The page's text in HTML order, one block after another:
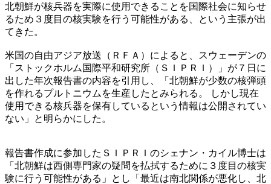
北朝鮮が核兵器を実際に使用できることを国際社会に知らせ
るため３度目の核実験を行う可能性がある、という主張が出
てきた。
米国の自由アジア放送（ＲＦＡ）によると、スウェーデンの
「ストックホルム国際平和研究所（ＳＩＰＲＩ）」が７日に
出した年次報告書の内容を引用し、「北朝鮮が少数の核弾頭
を作れるプルトニウムを生産したとみられる。 しかし現在
使用できる核兵器を保有しているという情報は公開されてい
ない」と明らかにした。
報告書作成に参加したＳＩＰＲＩのシェナン・カイル博士は
「北朝鮮は西側専門家の疑問を払拭するために３度目の核実
験に行う可能性がある」とし「最近は南北関係が悪化し、北